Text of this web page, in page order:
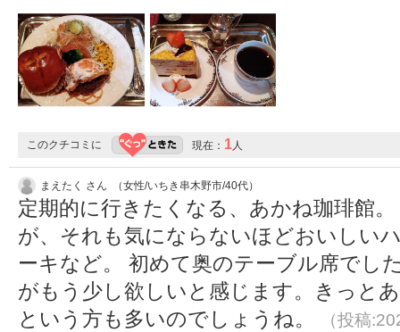
このクチコミに 現在： 1人
まえたく さん （女性/いちき串木野市/40代）
定期的に行きたくなる、あかね珈琲館
が、それも気にならないほどおいしい
ーキなど。 初めて奥のテーブル席でし
がもう少し欲しいと感じます。きっと
という方も多いのでしょうね。
（投稿